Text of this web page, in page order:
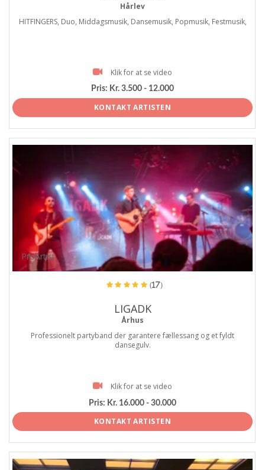
Hårlev
HITFINGERS, Duo, Middagsmusik, Dansemusik, Popmusik, Festmusik,
Klik for at se video
Pris: Kr. 3.500 - 12.000
KONTAKT ARTISTEN
ProArtist
(17)
LIGADK
Århus
Professionelt partyband der garantere fællessang og et fyldt
dansegulv.
Klik for at se video
Pris: Kr. 16.000 - 30.000
KONTAKT ARTISTEN